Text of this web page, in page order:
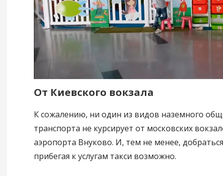
От Киевского вокзала
К сожалению, ни один из видов наземного
транспорта не курсирует от московских
аэропорта Внуково. И, тем не менее,
прибегая к услугам такси возможно.